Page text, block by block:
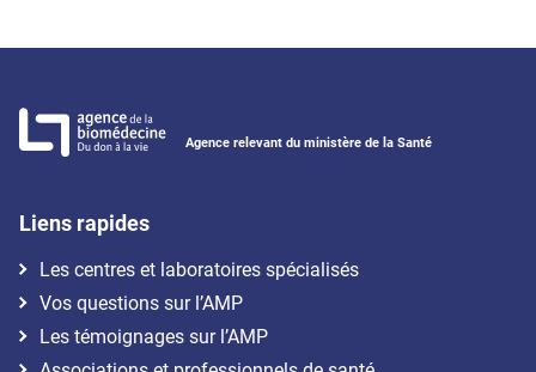
Agence relevant du ministère de la Santé
Liens rapides
Les centres et laboratoires spécialisés
Vos questions sur l’AMP
Les témoignages sur l’AMP